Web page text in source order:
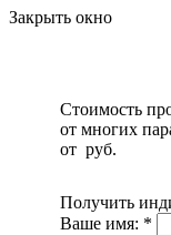
Закрыть окно
Стоимость
от многих
от руб.
Получить
Ваше имя: *